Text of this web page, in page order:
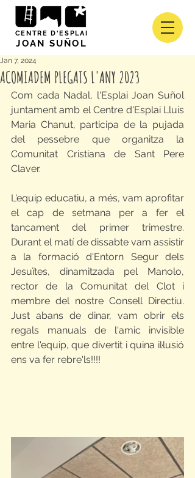
CENTRE D'ESPLAI
JOAN SUÑOL
ACOMIADEM PLEGATS L'ANY 2023
Jan 7, 2024
Com cada Nadal, l'Esplai Joan Suñol
juntament amb el Centre d'Esplai Lluís
Maria Chanut, participa de la pujada
del pessebre que organitza la
Comunitat Cristiana de Sant Pere
Claver.
L'equip educatiu, a més, vam aprofitar
el cap de setmana per a fer el
tancament del primer trimestre.
Durant el matí de dissabte vam assistir
a la formació d'Entorn Segur dels
Jesuïtes, dinamitzada pel Manolo,
rector de la Comunitat del Clot i
membre del nostre Consell Directiu.
Just abans de dinar, vam obrir els
regals manuals de l'amic invisible
entre l'equip, que divertit i quina il·lusió
ens va fer rebre'ls!!!!